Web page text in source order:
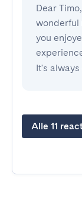
Dear
wonderful
you
It's
Alle 11